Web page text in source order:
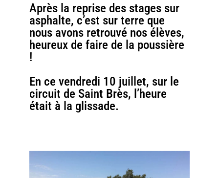
Après la reprise des stages sur
asphalte, c’est sur terre que
nous avons retrouvé nos élèves,
heureux de faire de la poussière
!
En ce vendredi 10 juillet, sur le
circuit de Saint Brès, l’heure
était à la glissade.